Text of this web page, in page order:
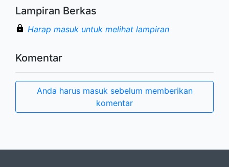
Lampiran Berkas
Harap masuk untuk melihat lampiran
Komentar
Anda harus masuk sebelum memberikan
komentar